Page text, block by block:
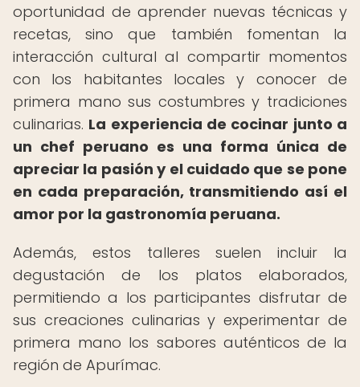
oportunidad de aprender nuevas técnicas y
recetas, sino que también fomentan la
interacción cultural al compartir momentos
con los habitantes locales y conocer de
primera mano sus costumbres y tradiciones
culinarias. La experiencia de cocinar junto a
un chef peruano es una forma única de
apreciar la pasión y el cuidado que se pone
en cada preparación, transmitiendo así el
amor por la gastronomía peruana.
Además, estos talleres suelen incluir la
degustación de los platos elaborados,
permitiendo a los participantes disfrutar de
sus creaciones culinarias y experimentar de
primera mano los sabores auténticos de la
región de Apurímac.